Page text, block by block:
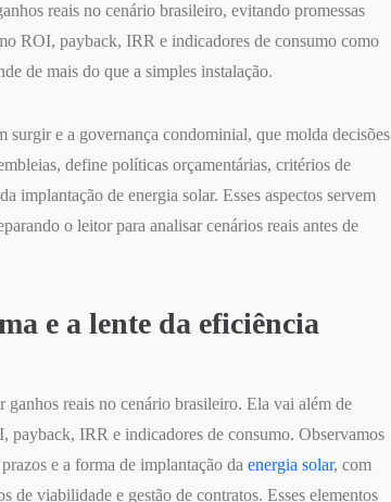
reais no cenário brasileiro, evitando promessas
ROI, payback, IRR e indicadores de consumo como
de mais do que a simples instalação.
surgir e a governança condominial, que molda decisões
define políticas orçamentárias, critérios de
implantação de energia solar. Esses aspectos servem
o leitor para analisar cenários reais antes de
e a lente da eficiência
reais no cenário brasileiro. Ela vai além de
payback, IRR e indicadores de consumo. Observamos
e a forma de implantação da energia solar, com
de viabilidade e gestão de contratos. Esses elementos